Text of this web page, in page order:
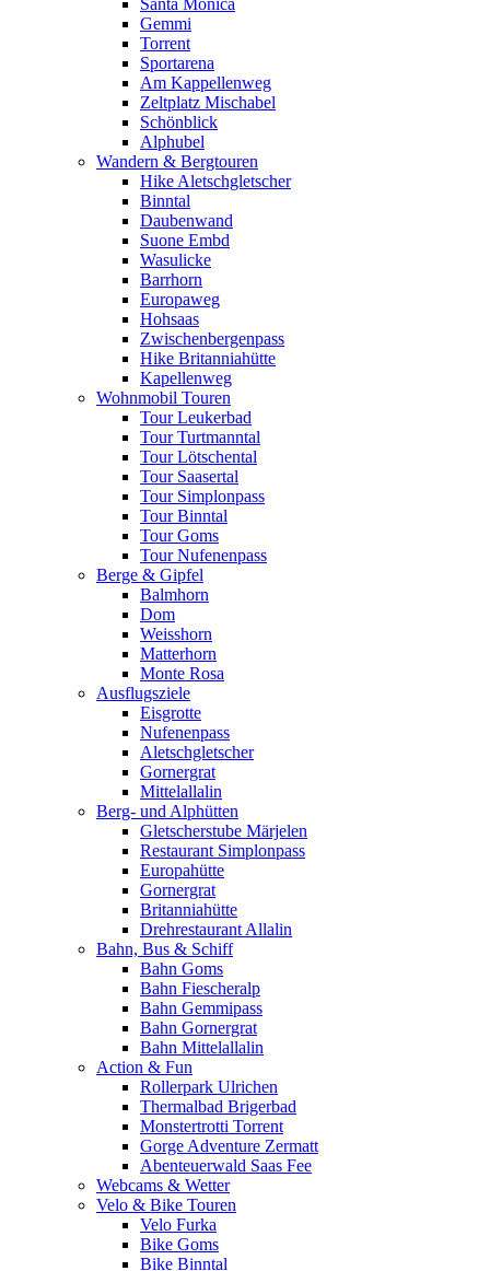
Santa Monica
Gemmi
Torrent
Sportarena
Am Kappellenweg
Zeltplatz Mischabel
Schönblick
Alphubel
Wandern & Bergtouren
Hike Aletschgletscher
Binntal
Daubenwand
Suone Embd
Wasulicke
Barrhorn
Europaweg
Hohsaas
Zwischenbergenpass
Hike Britanniahütte
Kapellenweg
Wohnmobil Touren
Tour Leukerbad
Tour Turtmanntal
Tour Lötschental
Tour Saasertal
Tour Simplonpass
Tour Binntal
Tour Goms
Tour Nufenenpass
Berge & Gipfel
Balmhorn
Dom
Weisshorn
Matterhorn
Monte Rosa
Ausflugsziele
Eisgrotte
Nufenenpass
Aletschgletscher
Gornergrat
Mittelallalin
Berg- und Alphütten
Gletscherstube Märjelen
Restaurant Simplonpass
Europahütte
Gornergrat
Britanniahütte
Drehrestaurant Allalin
Bahn, Bus & Schiff
Bahn Goms
Bahn Fiescheralp
Bahn Gemmipass
Bahn Gornergrat
Bahn Mittelallalin
Action & Fun
Rollerpark Ulrichen
Thermalbad Brigerbad
Monstertrotti Torrent
Gorge Adventure Zermatt
Abenteuerwald Saas Fee
Webcams & Wetter
Velo & Bike Touren
Velo Furka
Bike Goms
Bike Binntal